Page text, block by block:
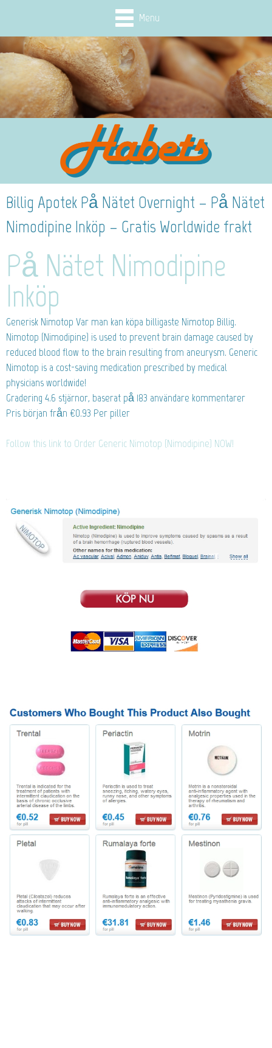
Menu
Billig Apotek På Nätet Overnight – På Nätet
Nimodipine Inköp – Gratis Worldwide frakt
På Nätet Nimodipine
Inköp
Generisk Nimotop Var man kan köpa billigaste Nimotop Billig.
Nimotop (Nimodipine) is used to prevent brain damage caused by
reduced blood flow to the brain resulting from aneurysm. Generic
Nimotop is a cost-saving medication prescribed by medical
physicians worldwide!
Gradering 4.6 stjärnor, baserat på 183 användare kommentarer
Pris början från €0.93 Per piller
Follow this link to Order Generic Nimotop (Nimodipine) NOW!